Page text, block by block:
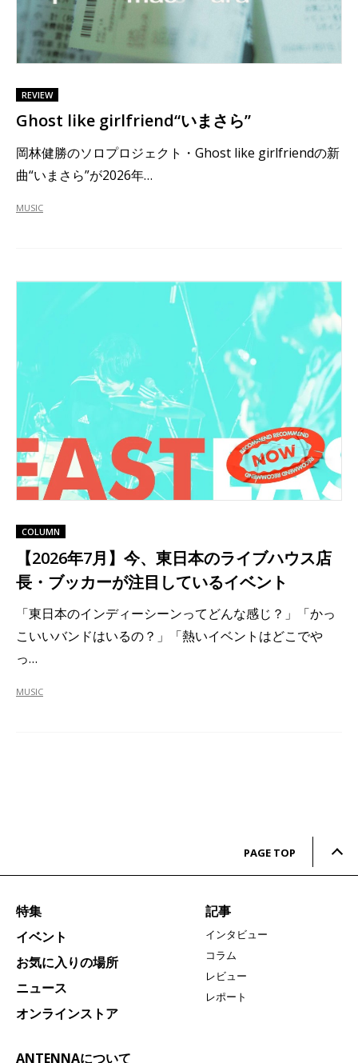
REVIEW
Ghost like girlfriend“いまさら”
岡林健勝のソロプロジェクト・Ghost like girlfriendの新
曲“いまさら”が2026年…
MUSIC
COLUMN
【2026年7月】今、東日本のライブハウス店
長・ブッカーが注目しているイベント
「東日本のインディーシーンってどんな感じ？」「かっ
こいいバンドはいるの？」「熱いイベントはどこでや
っ…
MUSIC
PAGE TOP
特集
イベント
お気に入りの場所
ニュース
オンラインストア
ANTENNAについて
記事
インタビュー
コラム
レビュー
レポート